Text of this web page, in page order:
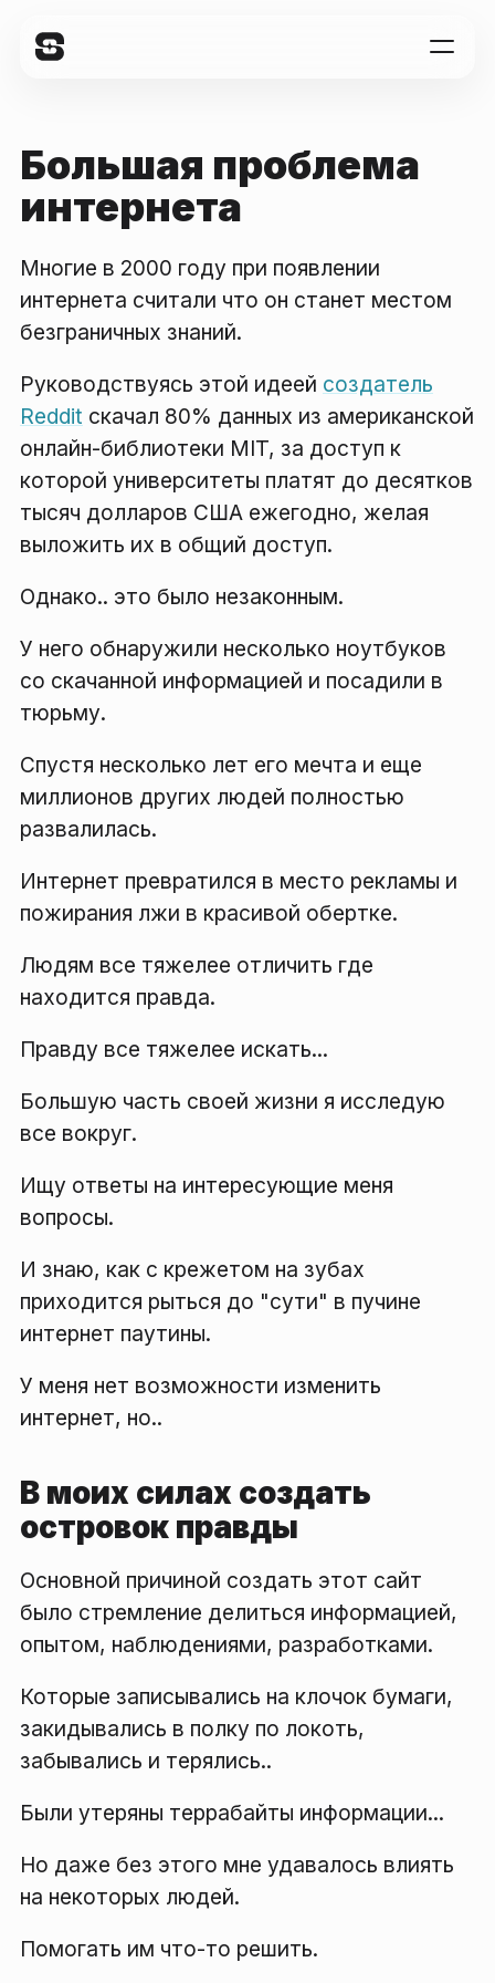
Большая проблема
интернета
Многие в 2000 году при появлении
интернета считали что он станет местом
безграничных знаний.
Руководствуясь этой идеей создатель
Reddit скачал 80% данных из американской
онлайн-библиотеки MIT, за доступ к
которой университеты платят до десятков
тысяч долларов США ежегодно, желая
выложить их в общий доступ.
Однако.. это было незаконным.
У него обнаружили несколько ноутбуков
со скачанной информацией и посадили в
тюрьму.
Спустя несколько лет его мечта и еще
миллионов других людей полностью
развалилась.
Интернет превратился в место рекламы и
пожирания лжи в красивой обертке.
Людям все тяжелее отличить где
находится правда.
Правду все тяжелее искать...
Большую часть своей жизни я исследую
все вокруг.
Ищу ответы на интересующие меня
вопросы.
И знаю, как с крежетом на зубах
приходится рыться до "сути" в пучине
интернет паутины.
У меня нет возможности изменить
интернет, но..
В моих силах создать
островок правды
Основной причиной создать этот сайт
было стремление делиться информацией,
опытом, наблюдениями, разработками.
Которые записывались на клочок бумаги,
закидывались в полку по локоть,
забывались и терялись..
Были утеряны террабайты информации...
Но даже без этого мне удавалось влиять
на некоторых людей.
Помогать им что-то решить.